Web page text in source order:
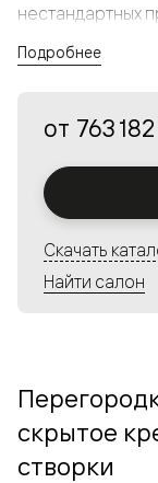
нестандартных
а большой
решения в
Алюминиевые
с
алюминиевых
со стеновыми
Подробнее
от 763
Скачать
Найти салон
скрытое
створки